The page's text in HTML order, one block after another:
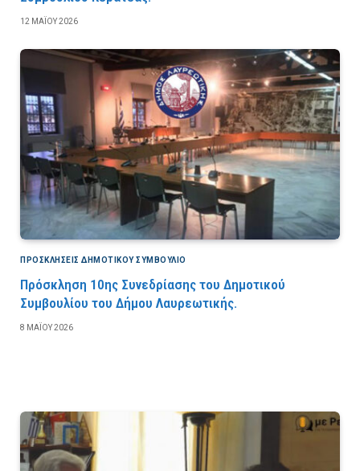
12 ΜΑΪ́ΟΥ 2026
ΠΡΟΣΚΛΉΣΕΙΣ ΔΗΜΟΤΙΚΟΎ ΣΥΜΒΟΎΛΙΟ
Πρόσκληση 10ης Συνεδρίασης του Δημοτικού
Συμβουλίου του Δήμου Λαυρεωτικής.
8 ΜΑΪ́ΟΥ 2026